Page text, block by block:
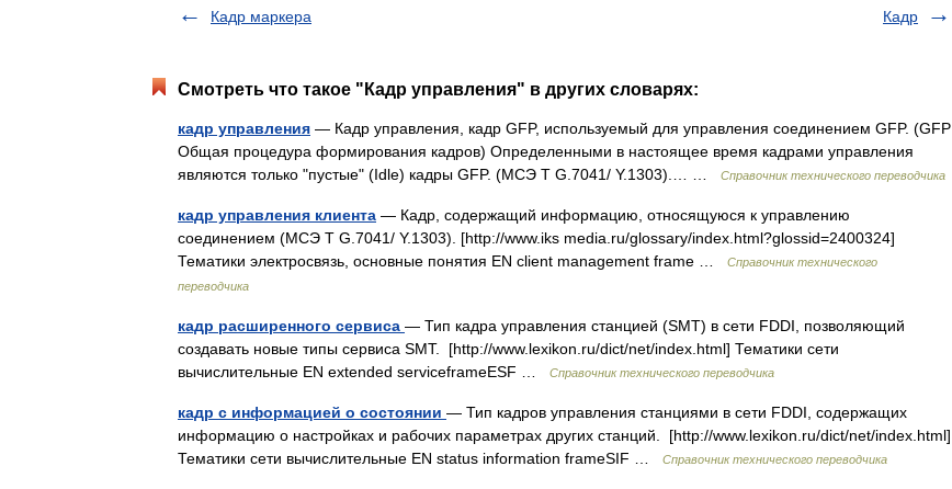
Кадр маркера
Кадр
Смотреть что такое "Кадр управления" в других словарях:
кадр управления — Кадр управления, кадр GFP, используемый для управления соединением GFP. (GFP
Общая процедура формирования кадров) Определенными в настоящее время кадрами управления
являются только "пустые" (Idle) кадры GFP. (МСЭ T G.7041/ Y.1303).… …
Справочник технического переводчика
кадр управления клиента — Кадр, содержащий информацию, относящуюся к управлению
соединением (МСЭ T G.7041/ Y.1303). [http://www.iks media.ru/glossary/index.html?glossid=2400324]
Тематики электросвязь, основные понятия EN client management frame …
Справочник технического
переводчика
кадр расширенного сервиса — Тип кадра управления станцией (SMT) в сети FDDI, позволяющий
создавать новые типы сервиса SMT. [http://www.lexikon.ru/dict/net/index.html] Тематики сети
вычислительные EN extended serviceframeESF …
Справочник технического переводчика
кадр с информацией о состоянии — Тип кадров управления станциями в сети FDDI, содержащих
информацию о настройках и рабочих параметрах других станций. [http://www.lexikon.ru/dict/net/index.html]
Тематики сети вычислительные EN status information frameSIF …
Справочник технического переводчика